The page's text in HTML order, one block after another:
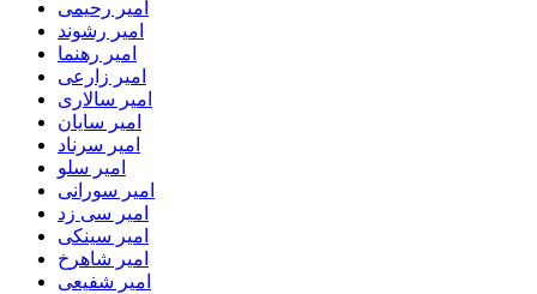
امیر رحیمی
امیر رشوند
امیر رهنما
امیر زارعی
امیر سالاری
امیر سایان
امیر سرناد
امیر سلو
امیر سورانی
امیر سی زد
امیر سینکی
امیر شاهرخ
امیر شفیعی